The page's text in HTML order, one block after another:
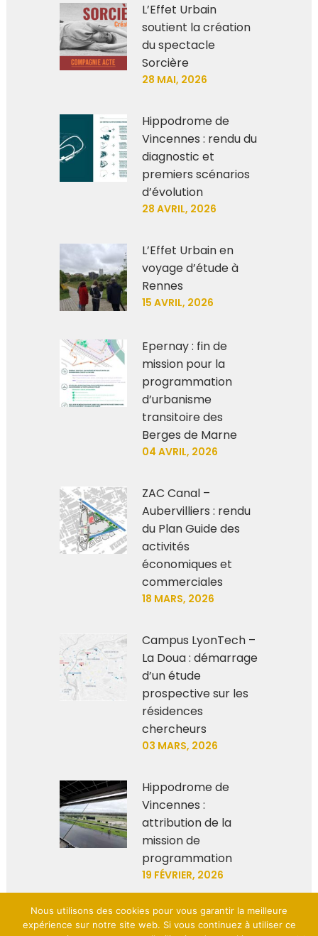
L’Effet Urbain
soutient la création
du spectacle
Sorcière
28 MAI, 2026
Hippodrome de
Vincennes : rendu du
diagnostic et
premiers scénarios
d’évolution
28 AVRIL, 2026
L’Effet Urbain en
voyage d’étude à
Rennes
15 AVRIL, 2026
Epernay : fin de
mission pour la
programmation
d’urbanisme
transitoire des
Berges de Marne
04 AVRIL, 2026
ZAC Canal –
Aubervilliers : rendu
du Plan Guide des
activités
économiques et
commerciales
18 MARS, 2026
Campus LyonTech –
La Doua : démarrage
d’un étude
prospective sur les
résidences
chercheurs
03 MARS, 2026
Hippodrome de
Vincennes :
attribution de la
mission de
programmation
19 FÉVRIER, 2026
Nous utilisons des cookies pour vous garantir la meilleure
expérience sur notre site web. Si vous continuez à utiliser ce